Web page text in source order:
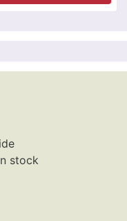
stock